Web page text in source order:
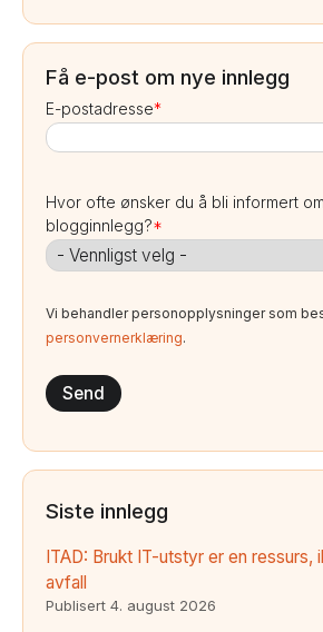
Få e-post om nye innlegg
E-postadresse*
Hvor ofte ønsker du å bli informert
blogginnlegg?*
Vi behandler personopplysninger som
personvernerklæring.
Siste innlegg
ITAD: Brukt IT-utstyr er en ressurs,
avfall
Publisert 4. august 2026